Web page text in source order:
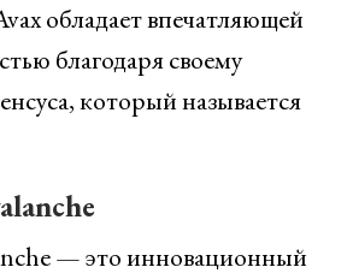
обладает впечатляющей
благодаря своему
который называется
— это инновационный